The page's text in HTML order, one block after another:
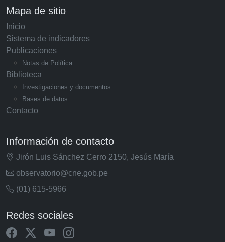
Mapa de sitio
Inicio
Sistema de indicadores
Publicaciones
Notas de Política
Biblioteca
Investigaciones y documentos
Bases de datos
Contacto
Información de contacto
Jirón Luis Sánchez Cerro 2150, Jesús María
observatorio@cne.gob.pe
(01) 615-5966
Redes sociales